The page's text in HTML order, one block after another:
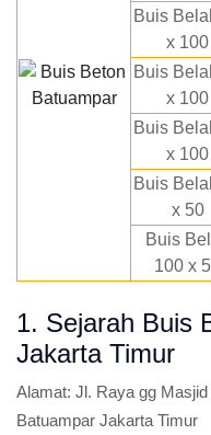
Buis
x 100
Buis
x 100
Buis
x 100
Buis
x 50
Buis
100 x
1. Sejarah Buis
Jakarta Timur
Alamat: Jl. Raya gg
Batuampar Jakarta Timur